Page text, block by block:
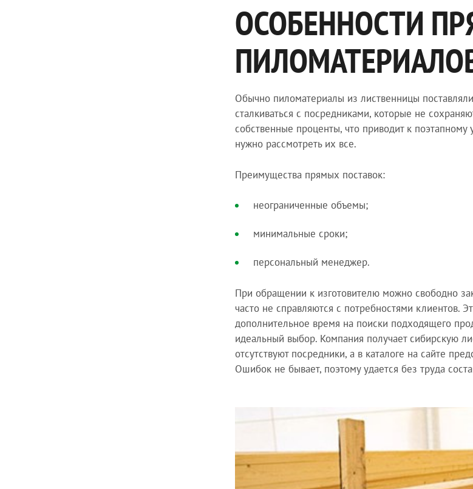
ОСОБЕННОСТИ
Обычно пиломатериалы из лиственницы
сталкиваться с посредниками, которые не
собственные проценты, что приводит к
нужно рассмотреть их все.
Преимущества прямых поставок:
неограниченные объемы;
минимальные сроки;
персональный менеджер.
При обращении к изготовителю можно свободно
часто не справляются с потребностями клиентов.
дополнительное время на поиски подходящего
идеальный выбор. Компания получает сибирскую
отсутствуют посредники, а в каталоге на сайте
Ошибок не бывает, поэтому удается без труда